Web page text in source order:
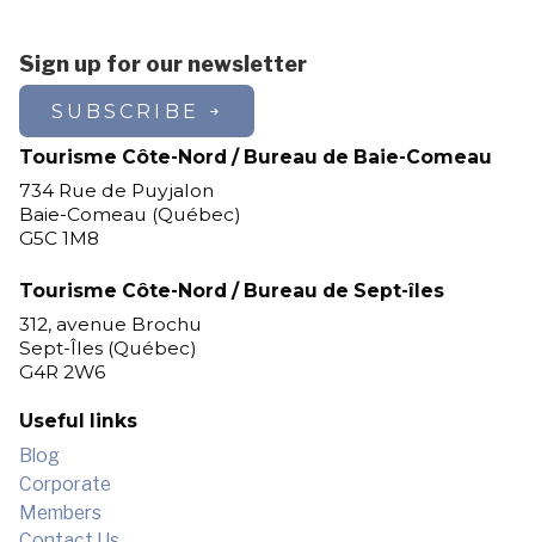
Sign up for our newsletter
SUBSCRIBE
Tourisme Côte-Nord / Bureau de Baie-Comeau
734 Rue de Puyjalon
Baie-Comeau (Québec)
G5C 1M8
Tourisme Côte-Nord / Bureau de Sept-îles
312, avenue Brochu
Sept-Îles (Québec)
G4R 2W6
Useful links
Blog
Corporate
Members